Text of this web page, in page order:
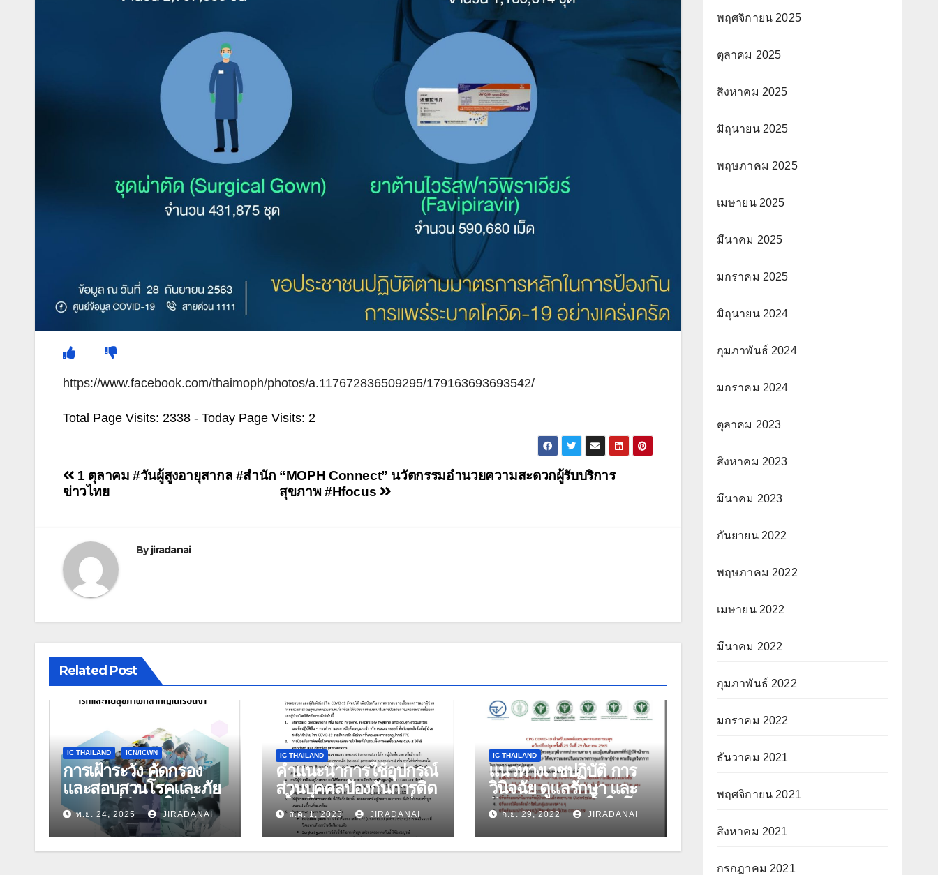
https://www.facebook.com/thaimoph/photos/a.117672836509295/179163693693542/
Total Page Visits: 2338 - Today Page Visits: 2
แนะแนว
เรื่อง
“MOPH Connect” นวัตกรรมอำนวยความสะดวกผู้รับบริการ
สุขภาพ #Hfocus
1 ตุลาคม #วันผู้สูงอายุสากล #สำนัก
ข่าวไทย
Byjiradanai
Related Post
IC THAILAND ICN/ICWN
การเฝ้าระวัง คัดกรอง
และสอบสวนโรคและภัย
สุขภาพที่สำคัญในเรือน
จำพ.ย. 24, 2025 JIRADANAI
IC THAILAND
คำแนะนำการใช้อุปกรณ์
ส่วนบุคคลป้องกันการติด
เชื้อสำหรับบุคลากรที่
ดูแลผู้ป่วยโควิด-19 ฉบับ
ปรับปรุง วันที่ 27
กรกฎาคม 2566
ส.ค. 1, 2023 JIRADANAI
IC THAILAND
แนวทางเวชปฏิบัติ การ
วินิจฉัย ดูแลรักษา และ
ป้องกันการติดเชื้อในโรง
พยาบาล กรณีโรคติดเชื้อ
ไวรัสโคโรนา 2019
(COVID-19) สำหรับ
ก.ย. 29, 2022 JIRADANAI
พฤศจิกายน 2025
ตุลาคม 2025
สิงหาคม 2025
มิถุนายน 2025
พฤษภาคม 2025
เมษายน 2025
มีนาคม 2025
มกราคม 2025
มิถุนายน 2024
กุมภาพันธ์ 2024
มกราคม 2024
ตุลาคม 2023
สิงหาคม 2023
มีนาคม 2023
กันยายน 2022
พฤษภาคม 2022
เมษายน 2022
มีนาคม 2022
กุมภาพันธ์ 2022
มกราคม 2022
ธันวาคม 2021
พฤศจิกายน 2021
สิงหาคม 2021
กรกฎาคม 2021